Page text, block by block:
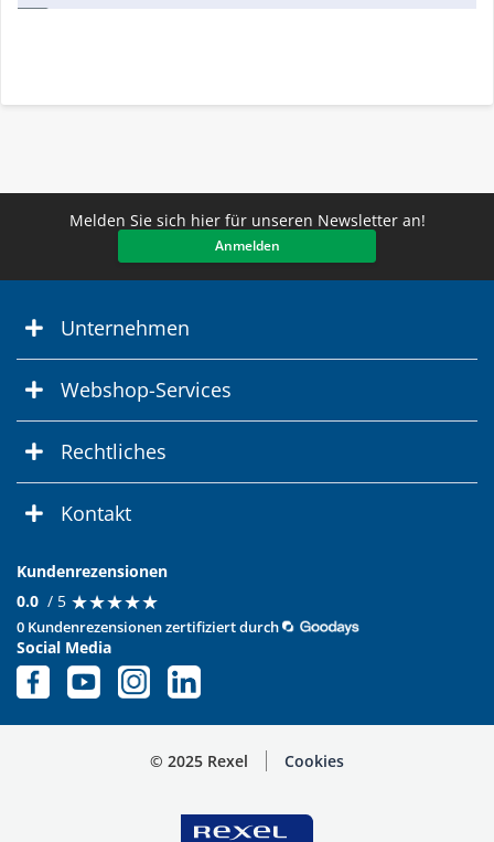
Melden Sie sich hier für unseren Newsletter an!
Anmelden
Unternehmen
Webshop-Services
Rechtliches
Kontakt
Kundenrezensionen
0.0 / 5 ★★★★★
★★★★★
0 Kundenrezensionen zertifiziert durch
Social Media
© 2025 Rexel Cookies